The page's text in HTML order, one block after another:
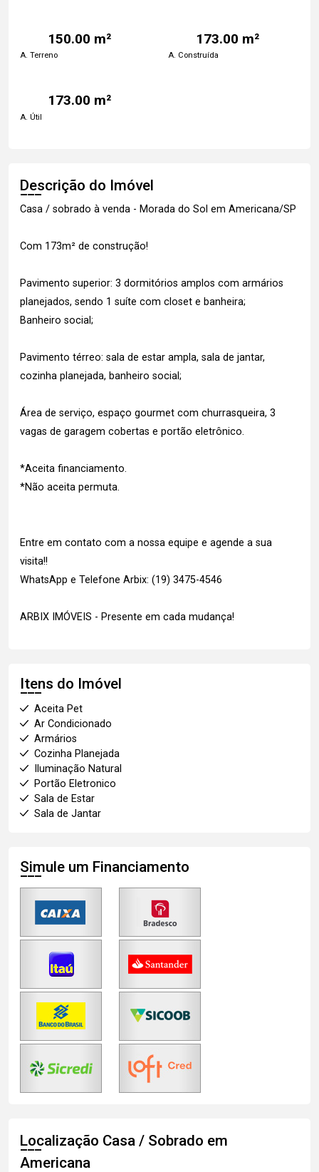
150.00 m²
A. Terreno
173.00 m²
A. Construída
173.00 m²
A. Útil
Descrição do Imóvel
Casa / sobrado à venda - Morada do Sol em Americana/SP
Com 173m² de construção!
Pavimento superior: 3 dormitórios amplos com armários
planejados, sendo 1 suíte com closet e banheira;
Banheiro social;
Pavimento térreo: sala de estar ampla, sala de jantar,
cozinha planejada, banheiro social;
Área de serviço, espaço gourmet com churrasqueira, 3
vagas de garagem cobertas e portão eletrônico.
*Aceita financiamento.
*Não aceita permuta.
Entre em contato com a nossa equipe e agende a sua
visita!!
WhatsApp e Telefone Arbix: (19) 3475-4546
ARBIX IMÓVEIS - Presente em cada mudança!
Itens do Imóvel
Aceita Pet
Ar Condicionado
Armários
Cozinha Planejada
Iluminação Natural
Portão Eletronico
Sala de Estar
Sala de Jantar
Simule um Financiamento
Localização Casa / Sobrado em
Americana